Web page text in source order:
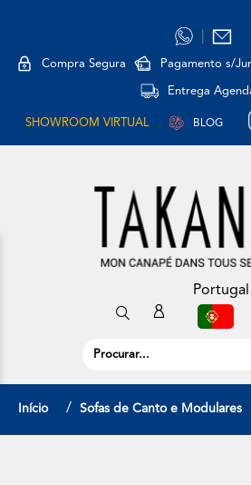
Compra Segura Pagamento s/
Entrega
SHOWROOM VIRTUAL BLOG
Portugal
Início Sofas de Canto e Modulares